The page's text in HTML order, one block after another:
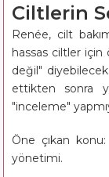
Ciltlerin
Renée, cilt
hassas ciltler
değil"
ettikten sonra
"inceleme"
Öne çıkan
yönetimi.